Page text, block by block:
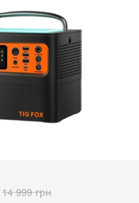
14 999 грн